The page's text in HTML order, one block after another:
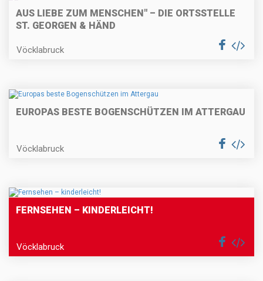
AUS LIEBE ZUM MENSCHEN" – DIE ORTSSTELLE
ST. GEORGEN & HÄND
Vöcklabruck
EUROPAS BESTE BOGENSCHÜTZEN IM ATTERGAU
Vöcklabruck
FERNSEHEN – KINDERLEICHT!
Vöcklabruck